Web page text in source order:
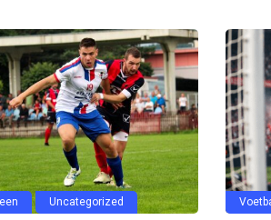
Uncategorized